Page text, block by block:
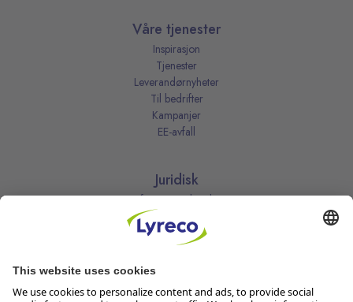
Våre tjenester
Inspirasjon
Tjenester
Leverandørnyheter
Til bedrifter
Kampanjer
EE-avfall
Juridisk
Informasjonskapsler
Kjøpsbetingelser
Personvernerklæring
Vilkår
Vilkår for kundeklubben